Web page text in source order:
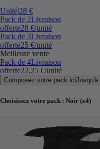
Unité|28 €
Pack de 2Livraison
offerte28 €/unité
Pack de 3Livraison
offerte25 €/unité
Meilleure vente
Pack de 4Livraison
offerte22,25 €/unité
Composez votre pack iciJusqu'à
Choisissez votre pack : Noir (x4)